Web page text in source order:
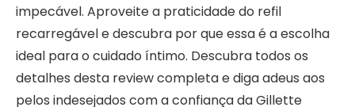
impecável. Aproveite a praticidade do refil
recarregável e descubra por que essa é a escolha
ideal para o cuidado íntimo. Descubra todos os
detalhes desta review completa e diga adeus aos
pelos indesejados com a confiança da Gillette